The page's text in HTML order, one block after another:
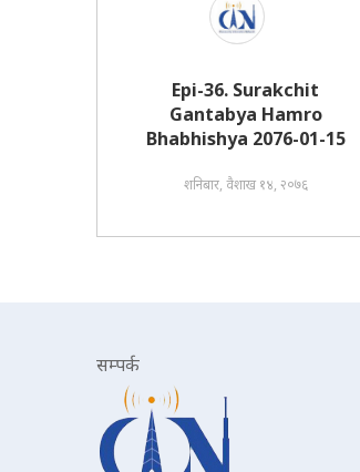
Epi-36. Surakchit
Gantabya Hamro
Bhabhishya 2076-01-15
शनिबार, वैशाख १४, २०७६
सम्पर्क